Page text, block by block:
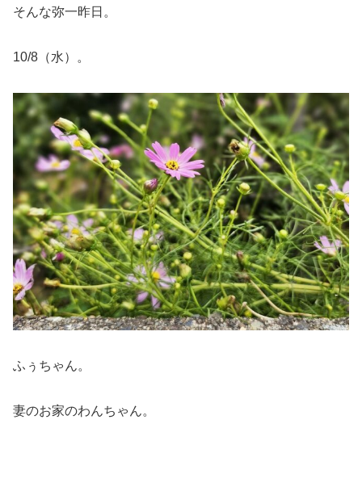
そんな弥一昨日。
10/8（水）。
ふぅちゃん。
妻のお家のわんちゃん。